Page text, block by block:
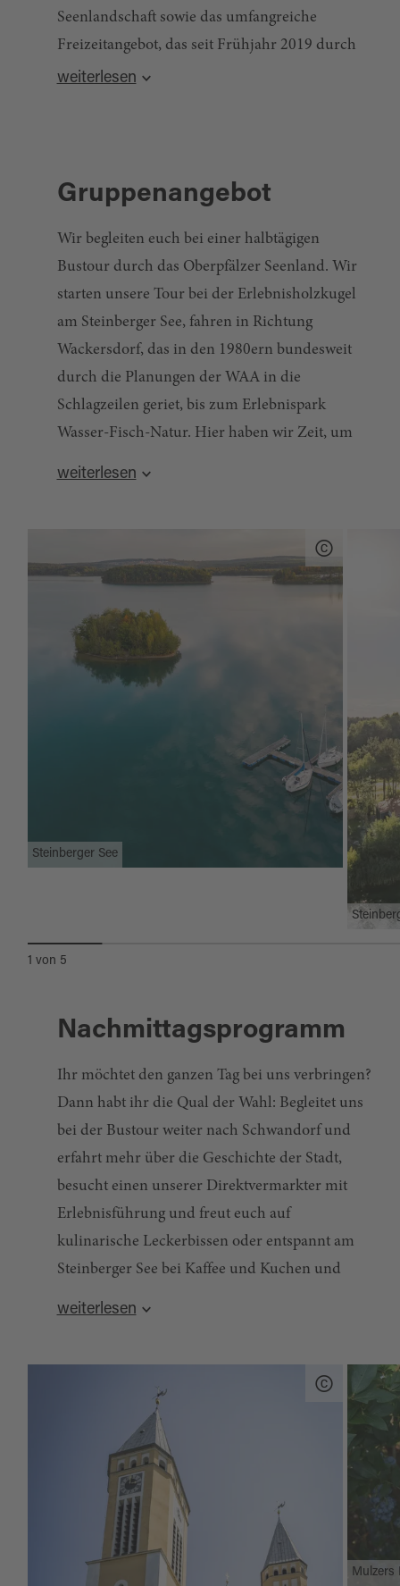
Seenlandschaft sowie das umfangreiche
Freizeitangebot, das seit Frühjahr 2019 durch
die größte begehbare Erlebnisholzkugel der
weiterlesen
Gruppenangebot
Wir begleiten euch bei einer halbtägigen
Bustour durch das Oberpfälzer Seenland. Wir
starten unsere Tour bei der Erlebnisholzkugel
am Steinberger See, fahren in Richtung
Wackersdorf, das in den 1980ern bundesweit
durch die Planungen der WAA in die
Schlagzeilen geriet, bis zum Erlebnispark
Wasser-Fisch-Natur. Hier haben wir Zeit, um
mit Blick auf den mediterran anmutenden See -
gemütlich Mittagessen können. Schaut euch an,
Braunkohlerevier zum Freizeitparadies
gelingen kann.
weiterlesen
Steinberger See
1 von 5
Nachmittagsprogramm
Ihr möchtet den ganzen Tag bei uns verbringen?
Dann habt ihr die Qual der Wahl: Begleitet uns
bei der Bustour weiter nach Schwandorf und
erfahrt mehr über die Geschichte der Stadt,
besucht einen unserer Direktvermarkter mit
Erlebnisführung und freut euch auf
kulinarische Leckerbissen oder entspannt am
Steinberger See bei Kaffee und Kuchen und
weiterlesen
Mulzers